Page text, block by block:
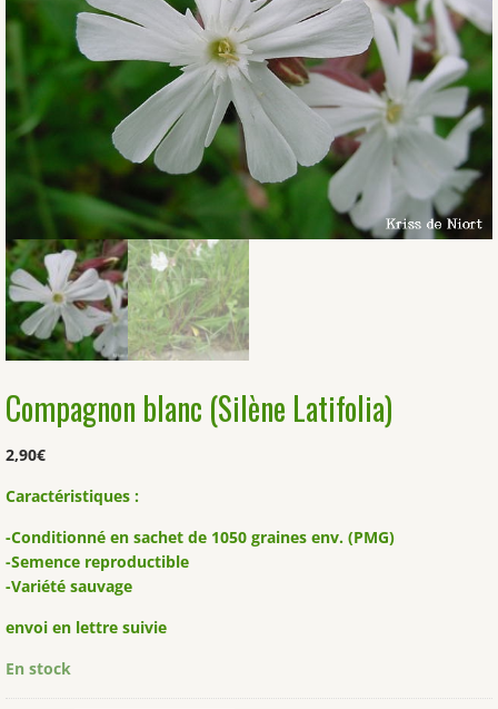
Compagnon blanc (Silène Latifolia)
2,90€
Caractéristiques :
-Conditionné en sachet de 1050 graines env. (PMG)
-Semence reproductible
-Variété sauvage
envoi en lettre suivie
En stock